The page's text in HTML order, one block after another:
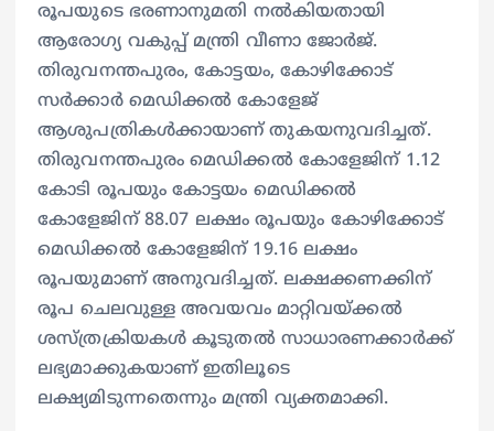
രൂപയുടെ ഭരണാനുമതി നല്‍കിയതായി
ആരോഗ്യ വകുപ്പ് മന്ത്രി വീണാ ജോര്‍ജ്.
തിരുവനന്തപുരം, കോട്ടയം, കോഴിക്കോട്
സര്‍ക്കാര്‍ മെഡിക്കല്‍ കോളേജ്
ആശുപത്രികള്‍ക്കായാണ് തുകയനുവദിച്ചത്.
തിരുവനന്തപുരം മെഡിക്കല്‍ കോളേജിന് 1.12
കോടി രൂപയും കോട്ടയം മെഡിക്കല്‍
കോളേജിന് 88.07 ലക്ഷം രൂപയും കോഴിക്കോട്
മെഡിക്കല്‍ കോളേജിന് 19.16 ലക്ഷം
രൂപയുമാണ് അനുവദിച്ചത്. ലക്ഷക്കണക്കിന്
രൂപ ചെലവുള്ള അവയവം മാറ്റിവയ്ക്കല്‍
ശസ്ത്രക്രിയകള്‍ കൂടുതല്‍ സാധാരണക്കാര്‍ക്ക്
ലഭ്യമാക്കുകയാണ് ഇതിലൂടെ
ലക്ഷ്യമിടുന്നതെന്നും മന്ത്രി വ്യക്തമാക്കി.